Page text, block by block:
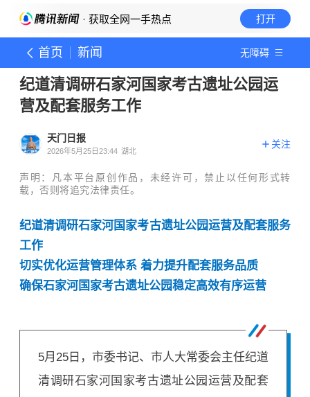
· 获取全网一手热点 打开
首页 新闻 无障碍
纪道清调研石家河国家考古遗址公园运
营及配套服务工作
天门日报
2026年5月25日23:44 湖北
关注
声明：凡本平台原创作品，未经许可，禁止以任何形式转
载，否则将追究法律责任。
纪道清调研石家河国家考古遗址公园运营及配套服务
工作
切实优化运营管理体系 着力提升配套服务品质
确保石家河国家考古遗址公园稳定高效有序运营
5月25日，市委书记、市人大常委会主任纪道
清调研石家河国家考古遗址公园运营及配套